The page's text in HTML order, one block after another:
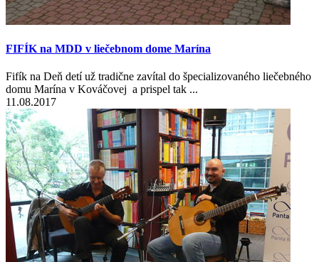
FIFÍK na MDD v liečebnom dome Marína
Fifík na Deň detí už tradične zavítal do špecializovaného liečebného
domu Marína v Kováčovej a prispel tak ...
11.08.2017